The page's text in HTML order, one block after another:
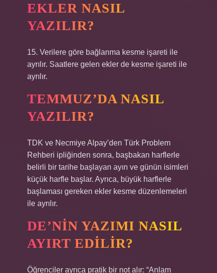
EKLER NASIL
YAZILIR?
15. Verilere göre bağlanma kesme işareti ile
ayrılır. Saatlere gelen ekler de kesme işareti ile
ayrılır.
TEMMUZ’DA NASIL
YAZILIR?
TDK ve Necmiye Alpay’den Türk Problem
Rehberi ipliğinden sonra, başbakan harflerle
belirli bir tarihe başlayan ayın ve günün isimleri
küçük harfle başlar. Ayrıca, büyük harflerle
başlaması gereken ekler kesme düzenlemeleri
ile ayrılır.
DE’NIN YAZIMI NASIL
AYIRT EDILIR?
Öğrenciler ayrıca pratik bir not alır: “Anlam